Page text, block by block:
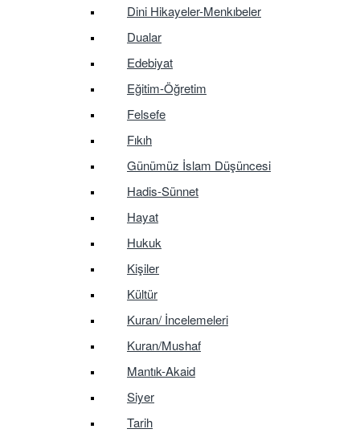
Dini Hikayeler-Menkıbeler
Dualar
Edebiyat
Eğitim-Öğretim
Felsefe
Fıkıh
Günümüz İslam Düşüncesi
Hadis-Sünnet
Hayat
Hukuk
Kişiler
Kültür
Kuran/ İncelemeleri
Kuran/Mushaf
Mantık-Akaid
Siyer
Tarih